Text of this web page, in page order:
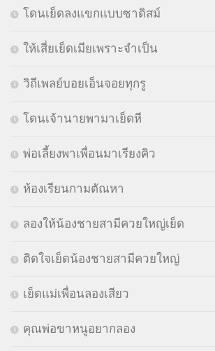
โดนเย็ดลงแขกแบบซาดิสม์
ให้เสี่ยเย็ดเมียเพราะจำเป็น
วิถีเพลย์บอยเอ็นจอยทุกรู
โดนเจ้านายพามาเย็ดหี
พ่อเลี้ยงพาเพื่อนมาเรียงคิว
ห้องเรียนกามตัณหา
ลองให้น้องชายสามีควยใหญ่เย็ด
ติดใจเย็ดน้องชายสามีควยใหญ่
เย็ดแม่เพื่อนลองเสียว
คุณพ่อขาหนูอยากลอง